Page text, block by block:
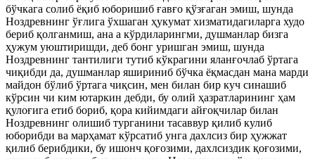
бўчкага солиб ёқиб юборишиб ғавғо қўзғаган эмиш, шунда
Ноздревнинг ўғлига ўхшаган ҳукумат хизматидагиларга худо
бериб қолганмиш, ана а кўрдиларингми, душманлар бизга
ҳужум уюштиришди, деб бонг уришган эмиш, шунда
Ноздревнинг тантилиги тутиб кўкрагини яланғочлаб ўртага
чиқибди да, душманлар яшириниб бўчка ёқмасдан мана марди
майдон бўлиб ўртага чиқсин, мен билан бир куч синашиб
кўрсин чи ким ютаркин дебди, бу олий ҳазратларининг ҳам
қулоғига етиб бориб, қора кийимдаги айғоқчилар билан
Ноздревнинг олишиб турганини тасаввур қилиб кулиб
юборибди ва марҳамат кўрсатиб унга дахлсиз бир ҳужжат
қилиб берибдики, бу ишонч қоғозими, дахлсиздик қоғозими,